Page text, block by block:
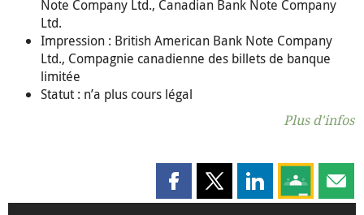
Note Company Ltd., Canadian Bank Note Company
Ltd.
Impression : British American Bank Note Company
Ltd., Compagnie canadienne des billets de banque
limitée
Statut : n’a plus cours légal
Plus d'infos
Partager cette page sur
Partager cette page sur X
Partager cette
Partagez